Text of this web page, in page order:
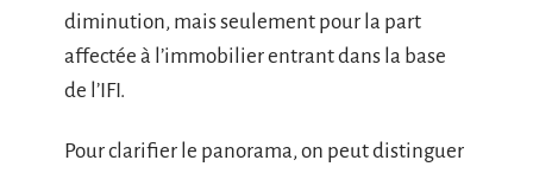
diminution, mais seulement pour la part
affectée à l’immobilier entrant dans la base
de l’IFI.
Pour clarifier le panorama, on peut distinguer